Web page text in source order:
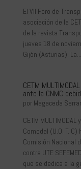
El VII Foro de
asociación de la
de la revista
jueves 18 de
Gijón (Asturias). La...
CETM
ante la CNMC
por Magaceda
CETM
Comodal (U.O. T.
Comisión Nacional
contra UTE
que se dedica a la